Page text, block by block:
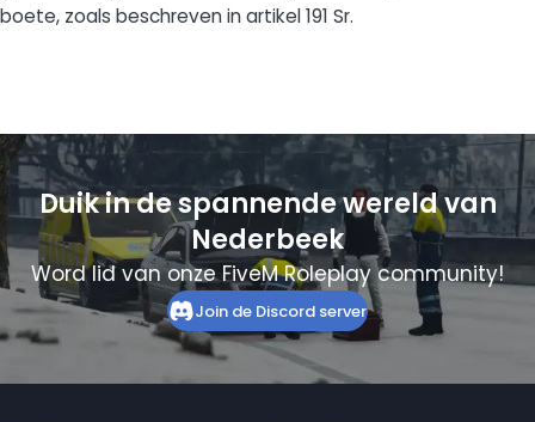
boete, zoals beschreven in artikel 191 Sr.
Duik in de spannende wereld van
Nederbeek
Word lid van onze FiveM Roleplay community!
Join de Discord server